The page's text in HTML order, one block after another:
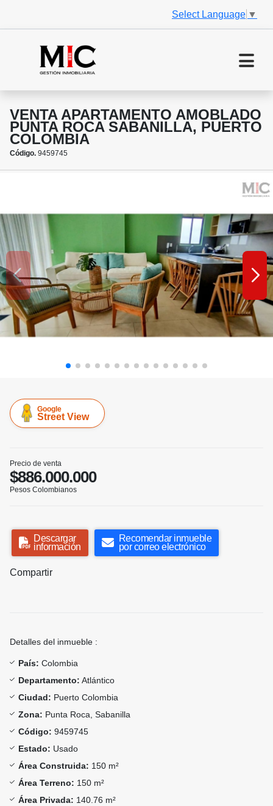
Select Language ▼
VENTA APARTAMENTO AMOBLADO
PUNTA ROCA SABANILLA, PUERTO
COLOMBIA
Código. 9459745
Google
Street View
Precio de venta
$886.000.000
Pesos Colombianos
Descargar
información
Recomendar inmueble
por correo electrónico
Compartir
Detalles del inmueble :
País: Colombia
Departamento: Atlántico
Ciudad: Puerto Colombia
Zona: Punta Roca, Sabanilla
Código: 9459745
Estado: Usado
Área Construida: 150 m²
Área Terreno: 150 m²
Área Privada: 140.76 m²